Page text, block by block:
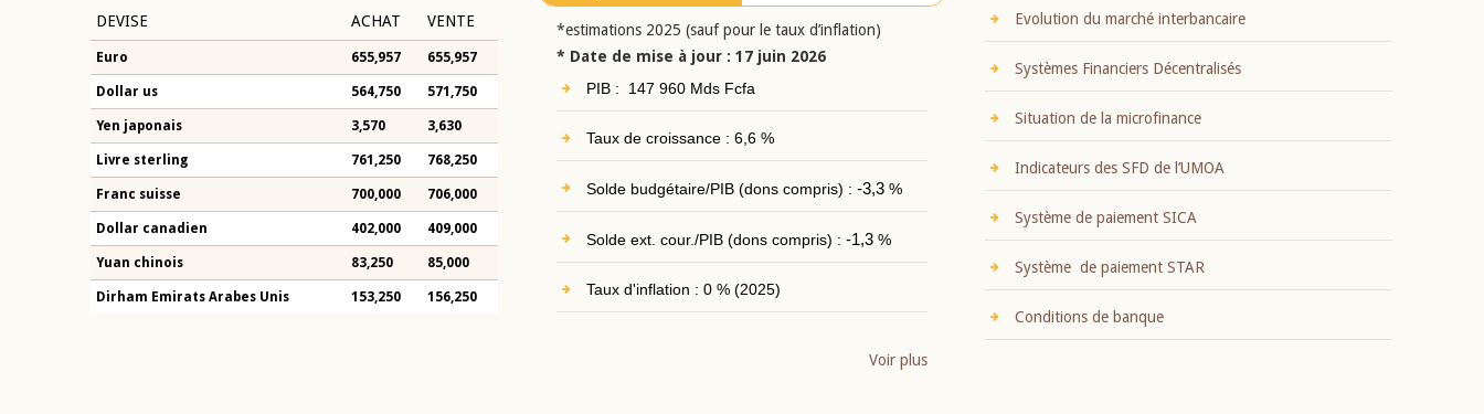
DEVISE ACHAT VENTE
Euro 655,957 655,957
Dollar us 564,750 571,750
Yen japonais 3,570 3,630
Livre sterling 761,250 768,250
Franc suisse 700,000 706,000
Dollar canadien 402,000 409,000
Yuan chinois 83,250 85,000
Dirham Emirats Arabes Unis 153,250 156,250
*estimations 2025 (sauf pour le taux d’inflation)
* Date de mise à jour : 17 juin 2026
PIB : 147 960 Mds Fcfa
Taux de croissance : 6,6 %
Solde budgétaire/PIB (dons compris) : -3,3%
Solde ext. cour./PIB (dons compris) : -1,3%
Taux d'inflation : 0 % (2025)
Voir plus
Evolution du marché interbancaire
Systèmes Financiers Décentralisés
Situation de la microfinance
Indicateurs des SFD de l’UMOA
Système de paiement SICA
Système de paiement STAR
Conditions de banque